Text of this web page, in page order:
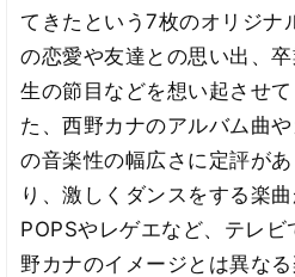
てきたという7枚のオリジナ
の恋愛や友達との思い出、
生の節目などを想い起させ
た、西野カナのアルバム曲
の音楽性の幅広さに定評が
り、激しくダンスをする楽
POPSやレゲエなど、テレ
野カナのイメージとは異な